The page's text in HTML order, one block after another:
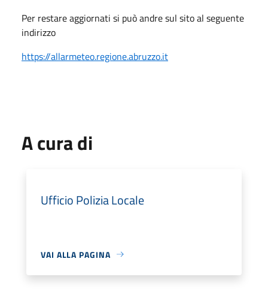
Per restare aggiornati si può andre sul sito al seguente
indirizzo
https://allarmeteo.regione.abruzzo.it
A cura di
Ufficio Polizia Locale
VAI ALLA PAGINA